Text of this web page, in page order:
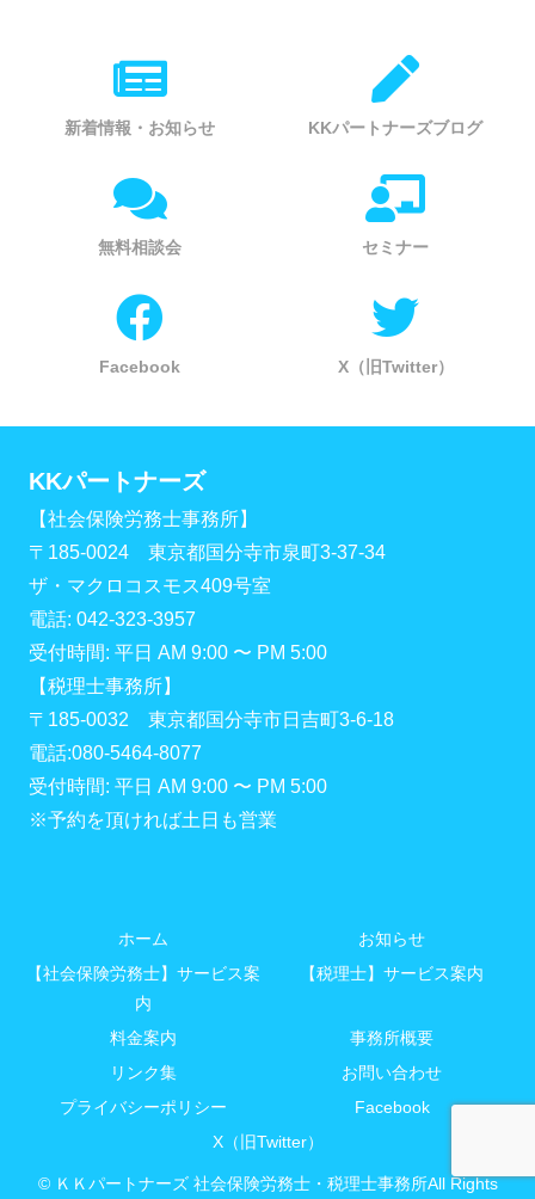
新着情報・お知らせ KKパートナーズブログ
無料相談会 セミナー
Facebook X（旧Twitter）
KKパートナーズ
【社会保険労務士事務所】
〒185-0024 東京都国分寺市泉町3-37-34
ザ・マクロコスモス409号室
電話: 042-323-3957
受付時間: 平日 AM 9:00 〜 PM 5:00
【税理士事務所】
〒185-0032 東京都国分寺市日吉町3-6-18
電話:080-5464-8077
受付時間: 平日 AM 9:00 〜 PM 5:00
※予約を頂ければ土日も営業
ホーム
お知らせ
【社会保険労務士】サービス案
内
【税理士】サービス案内
料金案内
事務所概要
リンク集
お問い合わせ
プライバシーポリシー
Facebook
X（旧Twitter）
© ＫＫパートナーズ 社会保険労務士・税理士事務所All Rights